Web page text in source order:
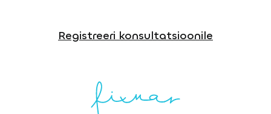
Registreeri konsultatsioonile